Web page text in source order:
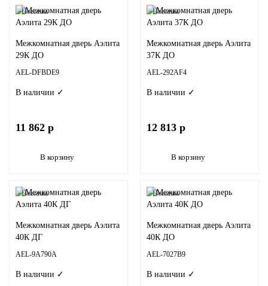
Новинка
Межкомнатная дверь Аэлита
29К ДО
AEL-DFBDE9
В наличии ✓
11 862 р
В корзину
Новинка
Межкомнатная дверь Аэлита
37К ДО
AEL-292AF4
В наличии ✓
12 813 р
В корзину
Новинка
Межкомнатная дверь Аэлита
40К ДГ
AEL-9A790A
В наличии ✓
Новинка
Межкомнатная дверь Аэлита
40К ДО
AEL-7027B9
В наличии ✓